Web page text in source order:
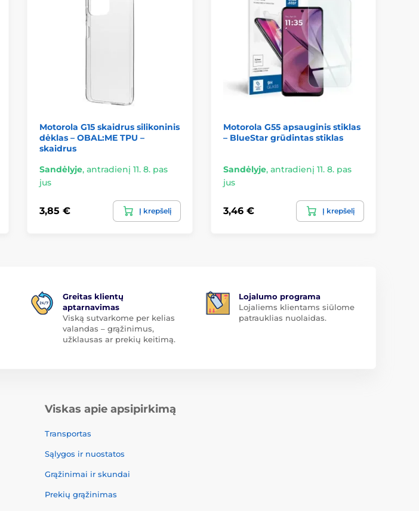
Motorola G15 skaidrus silikoninis
dėklas – OBAL:ME TPU –
skaidrus
Sandėlyje, antradienį 11. 8. pas
jus
3,85 € Į krepšelį
Motorola G55 apsauginis stiklas
– BlueStar grūdintas stiklas
Sandėlyje, antradienį 11. 8. pas
jus
3,46 € Į krepšelį
Greitas klientų
aptarnavimas
Viską sutvarkome per kelias
valandas – grąžinimus,
užklausas ar prekių keitimą.
Lojalumo programa
Lojaliems klientams siūlome
patrauklias nuolaidas.
Viskas apie apsipirkimą
Transportas
Sąlygos ir nuostatos
Grąžinimai ir skundai
Prekių grąžinimas